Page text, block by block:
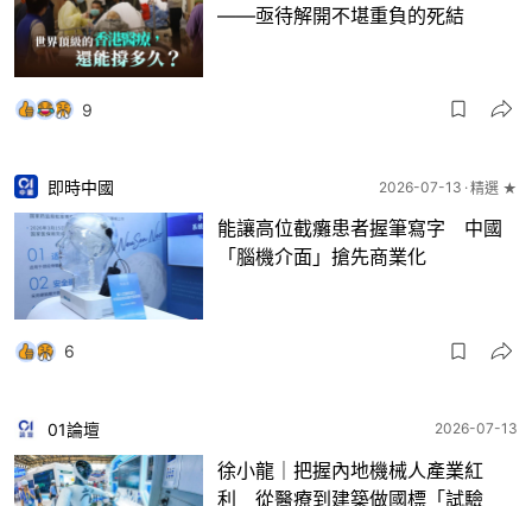
——亟待解開不堪重負的死結
9
即時中國 2026-07-13 精選 ★
能讓高位截癱患者握筆寫字 中國
「腦機介面」搶先商業化
6
01論壇 2026-07-13
徐小龍｜把握內地機械人產業紅
利 從醫療到建築做國標「試驗